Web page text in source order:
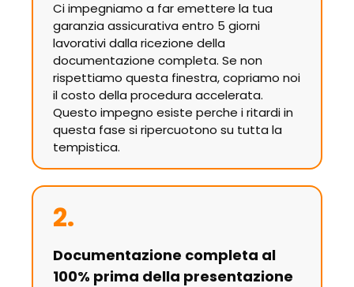
Ci impegniamo a far emettere la tua
garanzia assicurativa entro 5 giorni
lavorativi dalla ricezione della
documentazione completa. Se non
rispettiamo questa finestra, copriamo noi
il costo della procedura accelerata.
Questo impegno esiste perche i ritardi in
questa fase si ripercuotono su tutta la
tempistica.
2.
Documentazione completa al
100% prima della presentazione